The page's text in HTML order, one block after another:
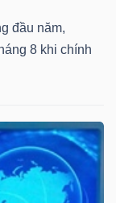
đầu năm,
8 khi chính